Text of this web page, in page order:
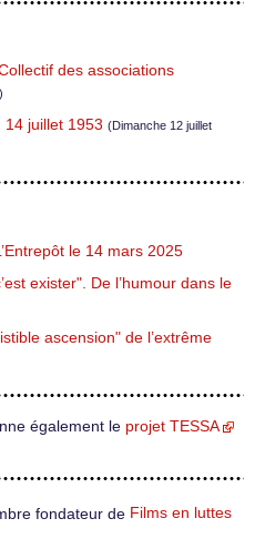
des associations
14 juillet 1953 (Dimanche 12 juillet
le 14 mars 2025
exister". De l’humour dans le
ascension" de l’extrême
également le projet TESSA
fondateur de Films en luttes